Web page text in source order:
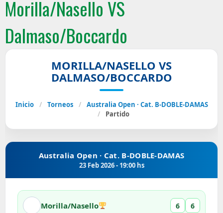
Morilla/Nasello VS
Dalmaso/Boccardo
MORILLA/NASELLO VS
DALMASO/BOCCARDO
Inicio / Torneos /
Australia Open · Cat. B-DOBLE-DAMAS
/
Partido
Australia Open · Cat. B-DOBLE-DAMAS
23 Feb 2026 - 19:00 hs
Morilla/Nasello 6 6